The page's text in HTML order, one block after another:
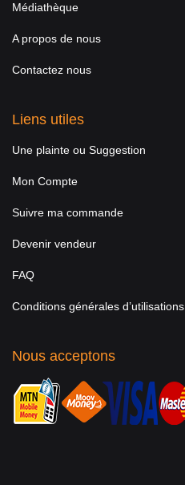
Médiathèque
A propos de nous
Contactez nous
Liens utiles
Une plainte ou Suggestion
Mon Compte
Suivre ma commande
Devenir vendeur
FAQ
Conditions générales d’utilisations
Nous acceptons